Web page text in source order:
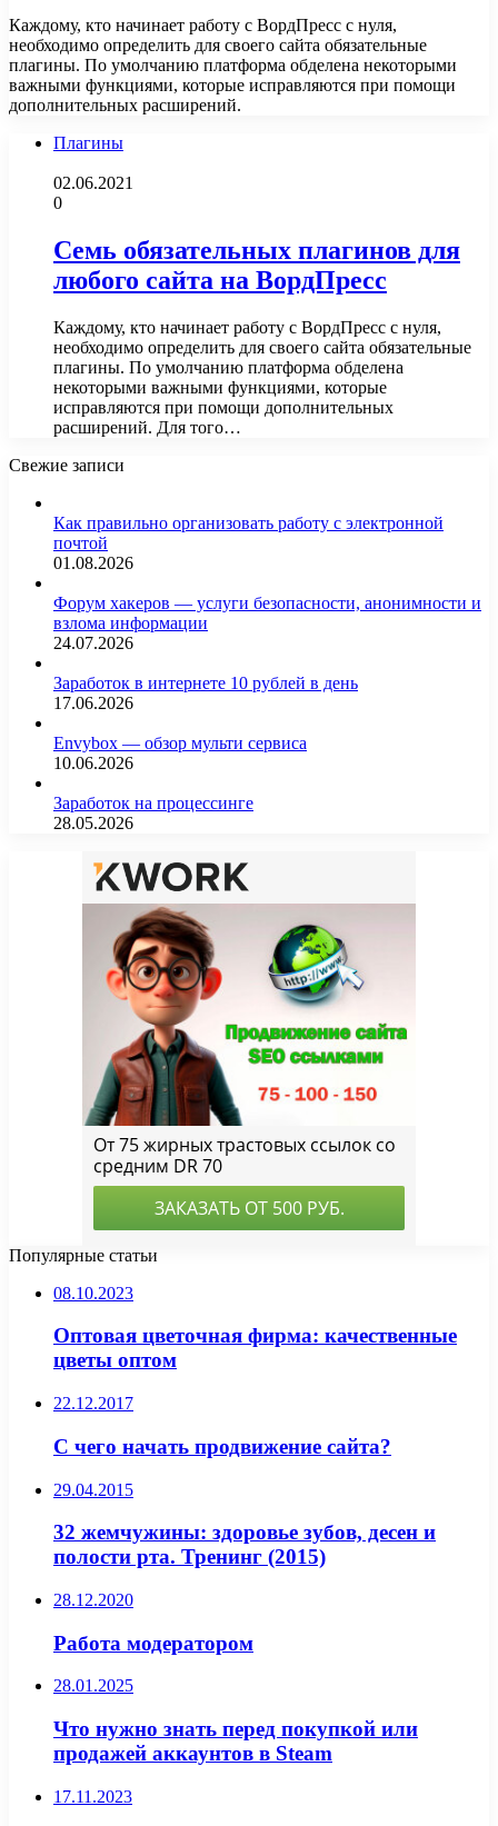
Каждому, кто начинает работу с ВордПресс с нуля,
необходимо определить для своего сайта обязательные
плагины. По умолчанию платформа обделена некоторыми
важными функциями, которые исправляются при помощи
дополнительных расширений.
Плагины
02.06.2021
0
Семь обязательных плагинов для
любого сайта на ВордПресс
Каждому, кто начинает работу с ВордПресс с нуля,
необходимо определить для своего сайта обязательные
плагины. По умолчанию платформа обделена
некоторыми важными функциями, которые
исправляются при помощи дополнительных
расширений. Для того…
Свежие записи
Как правильно организовать работу с электронной
почтой
01.08.2026
Форум хакеров — услуги безопасности, анонимности и
взлома информации
24.07.2026
Заработок в интернете 10 рублей в день
17.06.2026
Envybox — обзор мульти сервиса
10.06.2026
Заработок на процессинге
28.05.2026
Популярные статьи
08.10.2023
Оптовая цветочная фирма: качественные
цветы оптом
22.12.2017
С чего начать продвижение сайта?
29.04.2015
32 жемчужины: здоровье зубов, десен и
полости рта. Тренинг (2015)
28.12.2020
Работа модератором
28.01.2025
Что нужно знать перед покупкой или
продажей аккаунтов в Steam
17.11.2023